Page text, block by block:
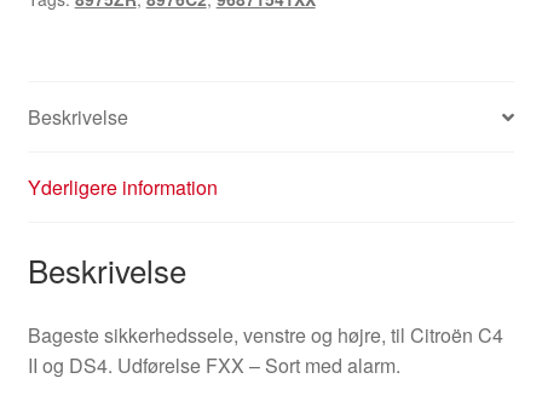
Beskrivelse
Yderligere information
Beskrivelse
Bageste sikkerhedssele, venstre og højre, til Citroën C4
II og DS4. Udførelse FXX – Sort med alarm.